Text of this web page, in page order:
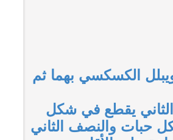
الكسكسي بهما ثم
يقطع في شكل
حبات والنصف الثاني